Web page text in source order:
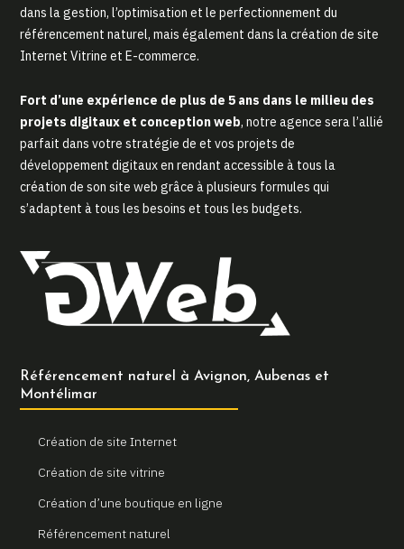
dans la gestion, l’optimisation et le perfectionnement du
référencement naturel, mais également dans la création de site
Internet Vitrine et E-commerce.
Fort d’une expérience de plus de 5 ans dans le milieu des
projets digitaux et conception web, notre agence sera l’allié
parfait dans votre stratégie de et vos projets de
développement digitaux en rendant accessible à tous la
création de son site web grâce à plusieurs formules qui
s’adaptent à tous les besoins et tous les budgets.
Référencement naturel à Avignon, Aubenas et
Montélimar
Création de site Internet
Création de site vitrine
Création d’une boutique en ligne
Référencement naturel